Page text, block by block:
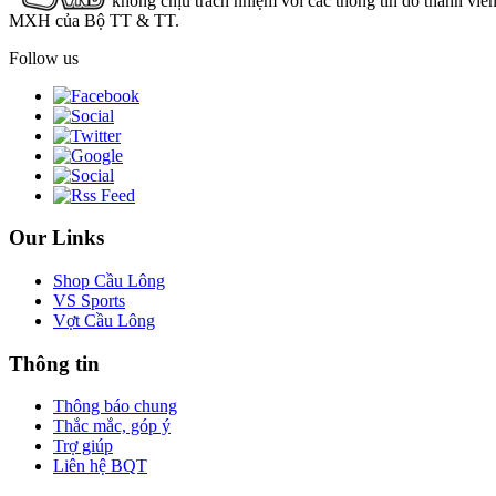
MXH của Bộ TT & TT.
Follow us
Our Links
Shop Cầu Lông
VS Sports
Vợt Cầu Lông
Thông tin
Thông báo chung
Thắc mắc, góp ý
Trợ giúp
Liên hệ BQT